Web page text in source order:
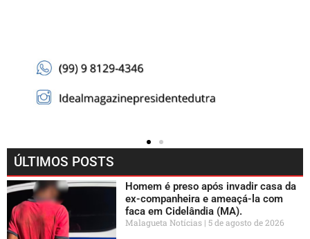
ÚLTIMOS POSTS
Homem é preso após invadir casa da
ex-companheira e ameaçá-la com
faca em Cidelândia (MA).
Malagueta Notícias 5 de agosto de 2026